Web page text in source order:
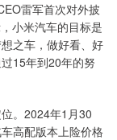
雷军首次对外披
小米汽车的目标是
之车，做好看、好
15年到20年的努
。2024年1月30
高配版本上险价格